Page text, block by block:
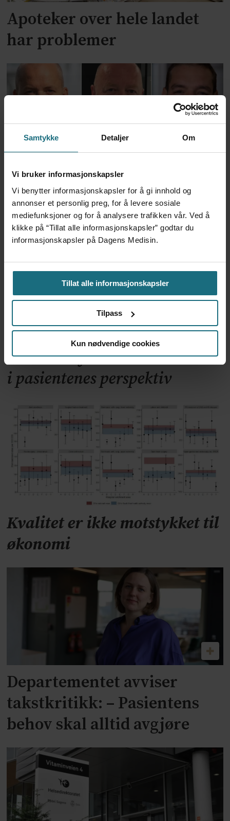
Samtykke Detaljer Om
Vi bruker informasjonskapsler
Vi benytter informasjonskapsler for å gi innhold og
annonser et personlig preg, for å levere sosiale
mediefunksjoner og for å analysere trafikken vår. Ved å
klikke på “Tillat alle informasjonskapsler” godtar du
informasjonskapsler på Dagens Medisin.
Tillat alle informasjonskapsler
Tilpass
Kun nødvendige cookies
Apoteker over hele landet
har problemer
Kliniske studier kommer ikke
til land bare fordi de er gode på
forskning
Foretaksreformen må vurderes
i pasientenes perspektiv
Kvalitet er ikke motstykket til
økonomi
Departementet avviser
takstkritikk: – Pasientens
behov skal alltid avgjøre